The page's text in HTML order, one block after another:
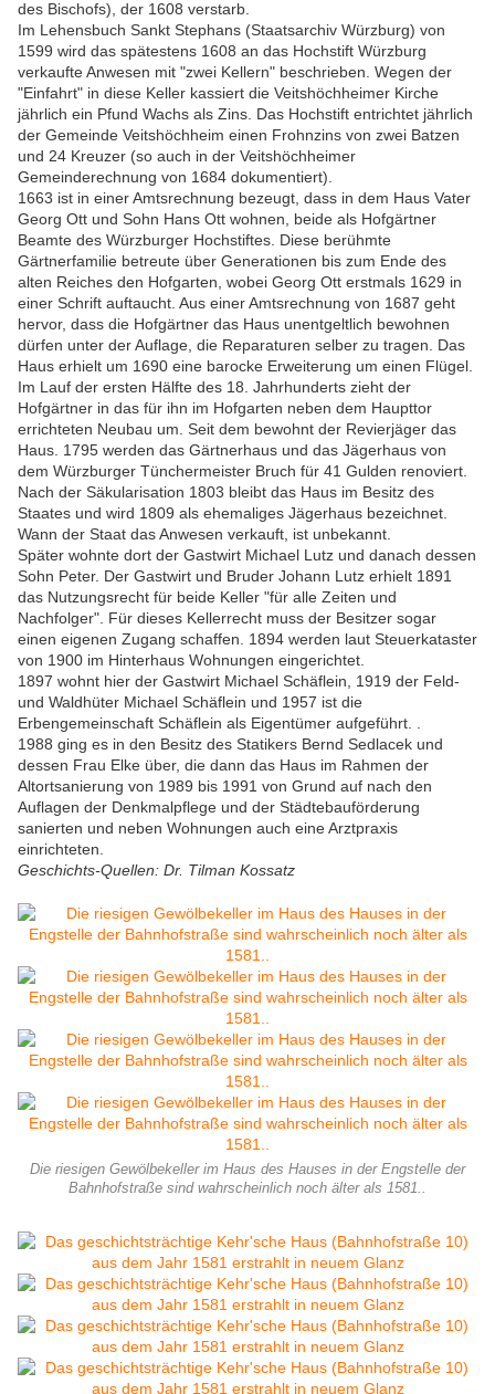
des Bischofs), der 1608 verstarb.
Im Lehensbuch Sankt Stephans (Staatsarchiv Würzburg) von
1599 wird das spätestens 1608 an das Hochstift Würzburg
verkaufte Anwesen mit "zwei Kellern" beschrieben. Wegen der
"Einfahrt" in diese Keller kassiert die Veitshöchheimer Kirche
jährlich ein Pfund Wachs als Zins. Das Hochstift entrichtet jährlich
der Gemeinde Veitshöchheim einen Frohnzins von zwei Batzen
und 24 Kreuzer (so auch in der Veitshöchheimer
Gemeinderechnung von 1684 dokumentiert).
1663 ist in einer Amtsrechnung bezeugt, dass in dem Haus Vater
Georg Ott und Sohn Hans Ott wohnen, beide als Hofgärtner
Beamte des Würzburger Hochstiftes. Diese berühmte
Gärtnerfamilie betreute über Generationen bis zum Ende des
alten Reiches den Hofgarten, wobei Georg Ott erstmals 1629 in
einer Schrift auftaucht. Aus einer Amtsrechnung von 1687 geht
hervor, dass die Hofgärtner das Haus unentgeltlich bewohnen
dürfen unter der Auflage, die Reparaturen selber zu tragen. Das
Haus erhielt um 1690 eine barocke Erweiterung um einen Flügel.
Im Lauf der ersten Hälfte des 18. Jahrhunderts zieht der
Hofgärtner in das für ihn im Hofgarten neben dem Haupttor
errichteten Neubau um. Seit dem bewohnt der Revierjäger das
Haus. 1795 werden das Gärtnerhaus und das Jägerhaus von
dem Würzburger Tünchermeister Bruch für 41 Gulden renoviert.
Nach der Säkularisation 1803 bleibt das Haus im Besitz des
Staates und wird 1809 als ehemaliges Jägerhaus bezeichnet.
Wann der Staat das Anwesen verkauft, ist unbekannt.
Später wohnte dort der Gastwirt Michael Lutz und danach dessen
Sohn Peter. Der Gastwirt und Bruder Johann Lutz erhielt 1891
das Nutzungsrecht für beide Keller "für alle Zeiten und
Nachfolger". Für dieses Kellerrecht muss der Besitzer sogar
einen eigenen Zugang schaffen. 1894 werden laut Steuerkataster
von 1900 im Hinterhaus Wohnungen eingerichtet.
1897 wohnt hier der Gastwirt Michael Schäflein, 1919 der Feld-
und Waldhüter Michael Schäflein und 1957 ist die
Erbengemeinschaft Schäflein als Eigentümer aufgeführt. .
1988 ging es in den Besitz des Statikers Bernd Sedlacek und
dessen Frau Elke über, die dann das Haus im Rahmen der
Altortsanierung von 1989 bis 1991 von Grund auf nach den
Auflagen der Denkmalpflege und der Städtebauförderung
sanierten und neben Wohnungen auch eine Arztpraxis
einrichteten.
Geschichts-Quellen: Dr. Tilman Kossatz
Die riesigen Gewölbekeller im Haus des Hauses in der Engstelle der
Bahnhofstraße sind wahrscheinlich noch älter als 1581..